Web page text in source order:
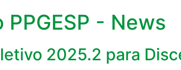
- News
2025.2 para